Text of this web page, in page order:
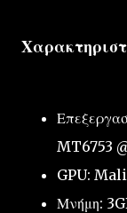
MT6753
GPU:
Μνήμη: